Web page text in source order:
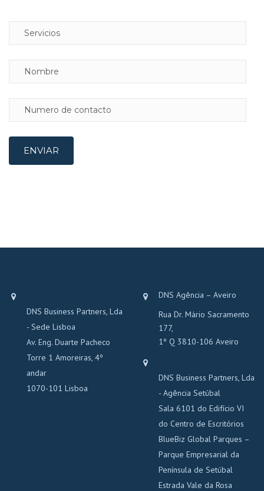
DNS Business Partners, Lda
- Sede Lisboa
Av. Eng. Duarte Pacheco
Torre 1 Amoreiras, 4º
andar
1070-101 Lisboa
DNS Agência – Aveiro
Rua Dr. Mário Sacramento
177,
1º Q 3810-106 Aveiro
DNS Business Partners, Lda
- Agência Setúbal
Sala 6101 do Edifício VI
do Centro de Escritórios
BlueBiz Global Parques –
Parque Empresarial da
Península de Setúbal
Estrada Vale da Rosa